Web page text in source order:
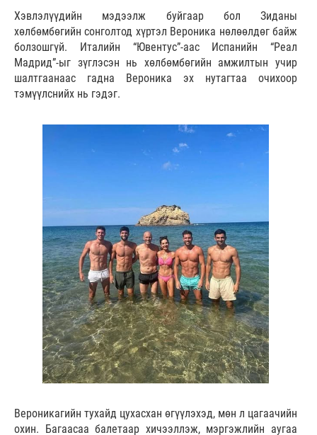
Хэвлэлүүдийн мэдээлж буйгаар бол Зиданы
хөлбөмбөгийн сонголтод хүртэл Вероника нөлөөлдөг байж
болзошгүй. Италийн “Ювентус”-аас Испанийн “Реал
Мадрид”-ыг зүглэсэн нь хөлбөмбөгийн амжилтын учир
шалтгаанаас гадна Вероника эх нутагтаа очихоор
тэмүүлснийх нь гэдэг.
Вероникагийн тухайд цухасхан өгүүлэхэд, мөн л цагаачийн
охин. Багаасаа балетаар хичээллэж, мэргэжлийн аугаа